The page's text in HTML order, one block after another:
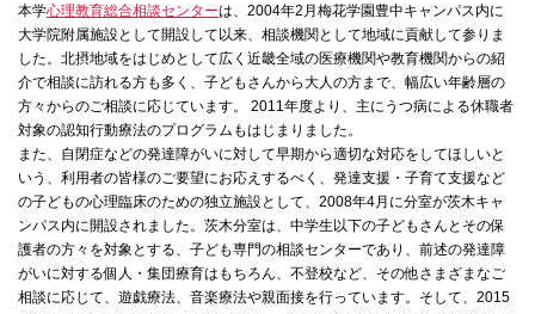
本学心理教育総合相談センターは、2004年2月梅花学園豊中キャンパス内に
大学院附属施設として開設して以来、相談機関として地域に貢献して参りま
した。北摂地域をはじめとして広く近畿全域の医療機関や教育機関からの紹
介で相談に訪れる方も多く、子どもさんから大人の方まで、幅広い年齢層の
方々からのご相談に応じています。 2011年度より、主にうつ病による休職者
対象の認知行動療法のプログラムもはじまりました。
また、自閉症などの発達障がいに対して早期から適切な対応をしてほしいと
いう、利用者の皆様のご要望にお応えするべく、発達支援・子育て支援など
の子どもの心理臨床のための独立施設として、2008年4月に分室が茨木キャ
ンパス内に開設されました。茨木分室は、中学生以下の子どもさんとその保
護者の方々を対象とする、子ども専門の相談センターであり、前述の発達障
がいに対する個人・集団療育はもちろん、不登校など、その他さまざまなご
相談に応じて、遊戯療法、音楽療法や親面接を行っています。そして、2015